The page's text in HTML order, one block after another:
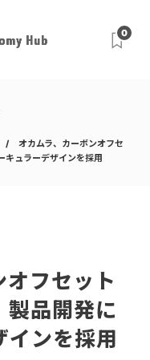
0
オカムラ、カーボンオフセ
キュラーデザインを採用
フセット
製品開発に
インを採用